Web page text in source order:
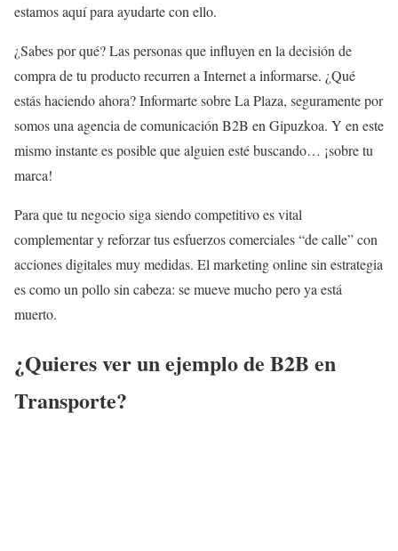
estamos aquí para ayudarte con ello.
¿Sabes por qué? Las personas que influyen en la decisión de
compra de tu producto recurren a Internet a informarse. ¿Qué
estás haciendo ahora? Informarte sobre La Plaza, seguramente por
somos una agencia de comunicación B2B en Gipuzkoa. Y en este
mismo instante es posible que alguien esté buscando… ¡sobre tu
marca!
Para que tu negocio siga siendo competitivo es vital
complementar y reforzar tus esfuerzos comerciales “de calle” con
acciones digitales muy medidas. El marketing online sin estrategia
es como un pollo sin cabeza: se mueve mucho pero ya está
muerto.
¿Quieres ver un ejemplo de B2B en
Transporte?